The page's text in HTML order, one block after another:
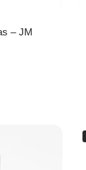
– JM